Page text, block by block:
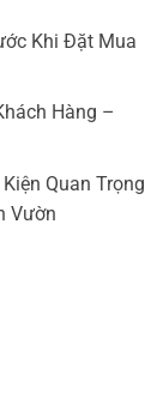
Khi Đặt Mua
Hàng –
Quan Trọng
Vườn